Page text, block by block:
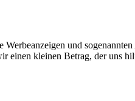
Werbeanzeigen und
einen kleinen Betrag, der uns